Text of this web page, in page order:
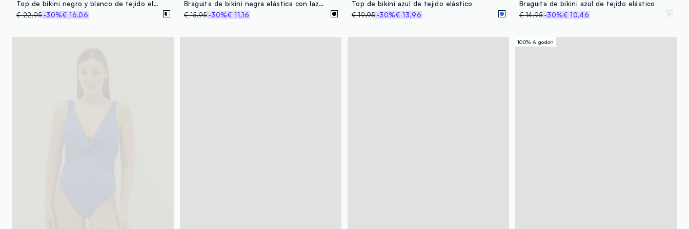
Top de bikini negro y blanco de tejido elástico con escote en V
€ 22,95-30%€ 16,06
Braguita de bikini negra elástica con lazo blanco
€ 15,95-30%€ 11,16
Top de bikini azul de tejido elástico
€ 19,95-30%€ 13,96
Braguita de bikini azul de tejido elástico
€ 14,95-30%€ 10,46
100% Algodón